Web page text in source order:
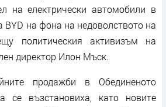
на електрически автомобили в
BYD на фона на недоволството на
политическия активизъм на
директор Илон Мъск.
продажби в Обединеното
се възстановиха, като новите